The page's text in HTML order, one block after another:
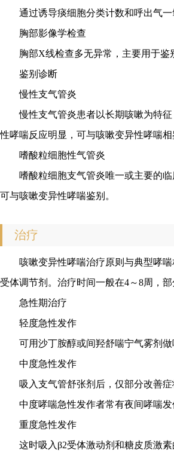
通过诱导痰细胞分类计数和呼出气
胸部影像学检查
胸部X线检查多无异常，主要用于鉴
鉴别诊断
慢性支气管炎
慢性支气管炎患者以长期咳嗽为特
性哮喘反应明显，可与咳嗽变异性哮喘相
嗜酸粒细胞性气管炎
嗜酸粒细胞支气管炎唯一或主要的
可与咳嗽变异性哮喘鉴别。
治疗
咳嗽变异性哮喘治疗原则与典型哮
受体调节剂。治疗时间一般在4～8周，
急性期治疗
轻度急性发作
可用沙丁胺醇或间羟舒喘宁气雾剂
中度急性发作
吸入支气管舒张剂后，仅部分改善
中度哮喘急性发作者常有夜间哮喘
重度急性发作
这时吸入β2受体激动剂和糖皮质激